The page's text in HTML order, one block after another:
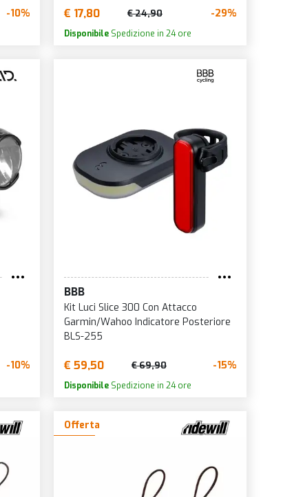
-10% € 17,80 € 24,90 -29%
DisponibileSpedizione in 24 ore
-10%
BBB
Kit Luci Slice 300 Con Attacco
Garmin/Wahoo Indicatore Posteriore
BLS-255
€ 59,50 € 69,90 -15%
DisponibileSpedizione in 24 ore
Offerta